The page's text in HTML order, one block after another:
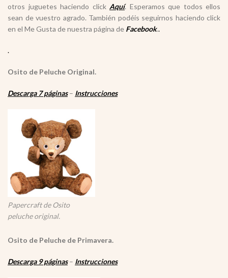
otros juguetes haciendo click Aquí. Esperamos que todos ellos
sean de vuestro agrado. También podéis seguirnos haciendo click
en el Me Gusta de nuestra página de Facebook..
.
Osito de Peluche Original.
Descarga 7 páginas– Instrucciones
Papercraft de Osito
peluche original.
Osito de Peluche de Primavera.
Descarga 9 páginas– Instrucciones